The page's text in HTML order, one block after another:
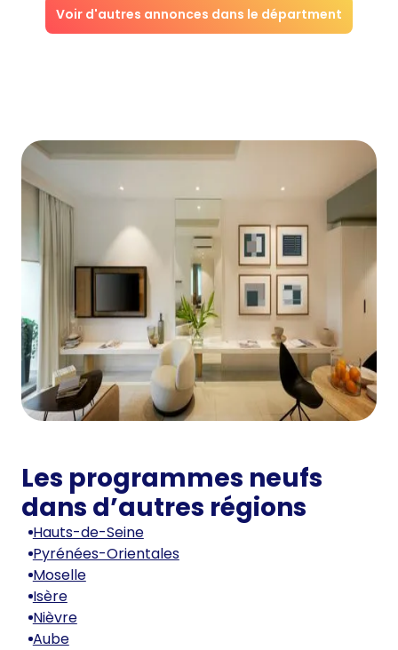
Voir d'autres annonces dans le départment
Les programmes neufs
dans d’autres régions
Hauts-de-Seine
Pyrénées-Orientales
Moselle
Isère
Nièvre
Aube